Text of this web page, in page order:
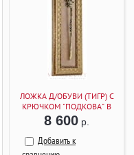
ЛОЖКА Д/ОБУВИ (ТИГР) С
КРЮЧКОМ "ПОДКОВА" В
РАМКЕ (БАГЕТ БЕЖЕВЫЙ)
8 600 р.
Добавить к